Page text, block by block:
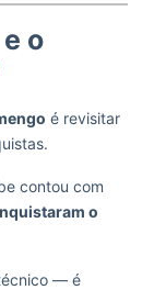
o
é revisitar
contou com
o
— é